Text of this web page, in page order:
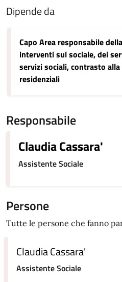
Dipende da
Capo Area responsabile
interventi sul sociale, dei
servizi sociali, contrasto
residenziali
Responsabile
Claudia Cassara'
Assistente Sociale
Persone
Tutte le persone che fanno
Claudia Cassara'
Assistente Sociale